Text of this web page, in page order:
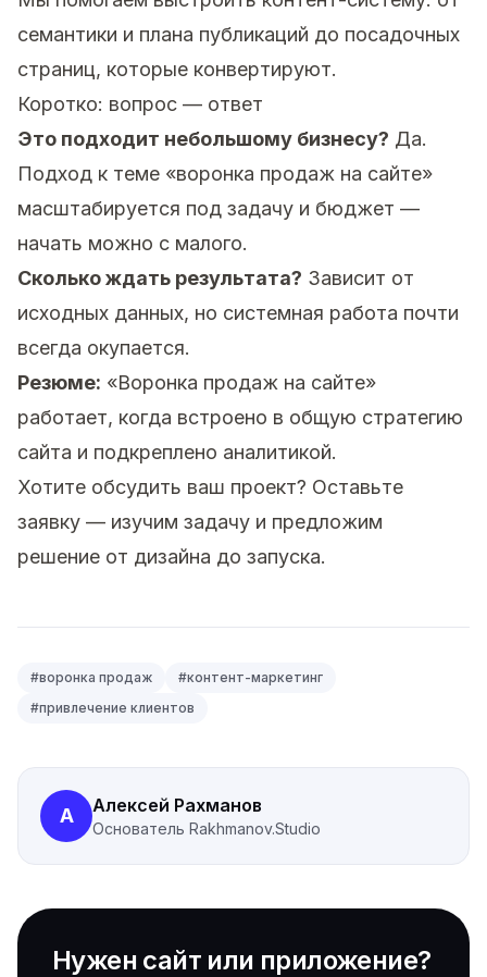
семантики и плана публикаций до посадочных
страниц, которые конвертируют.
Коротко: вопрос — ответ
Это подходит небольшому бизнесу? Да.
Подход к теме «воронка продаж на сайте»
масштабируется под задачу и бюджет —
начать можно с малого.
Сколько ждать результата? Зависит от
исходных данных, но системная работа почти
всегда окупается.
Резюме: «Воронка продаж на сайте»
работает, когда встроено в общую стратегию
сайта и подкреплено аналитикой.
Хотите обсудить ваш проект? Оставьте
заявку — изучим задачу и предложим
решение от дизайна до запуска.
#воронка продаж #контент-маркетинг
#привлечение клиентов
А Алексей Рахманов
Основатель Rakhmanov.Studio
Нужен сайт или приложение?